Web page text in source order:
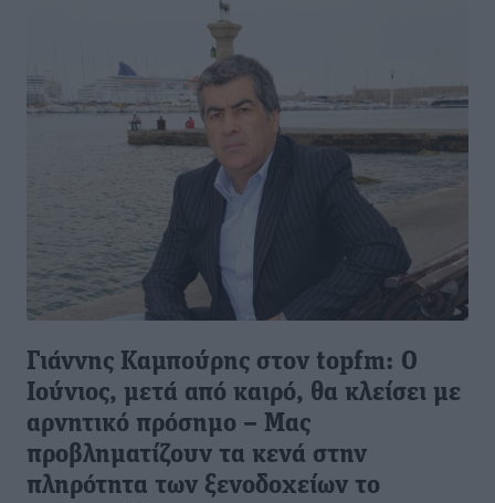
Γιάννης Καμπούρης στον topfm: Ο
Ιούνιος, μετά από καιρό, θα κλείσει με
αρνητικό πρόσημο – Μας
προβληματίζουν τα κενά στην
πληρότητα των ξενοδοχείων το